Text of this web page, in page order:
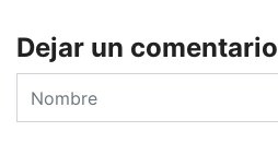
Dejar un comentario